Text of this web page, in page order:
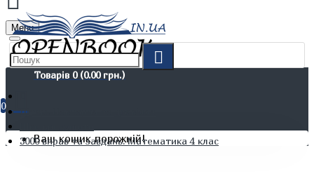
Menu
Товарів 0 (0.00 грн.)
0
Ваш кошик порожній!
Дітям. Навчання та дозвілля
3000 вправ та завдань. Математика 4 клас